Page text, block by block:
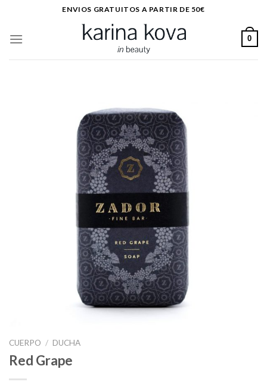
contenido
ENVIOS GRATUITOS A PARTIR DE 50€
0
CUERPO / DUCHA
Red Grape